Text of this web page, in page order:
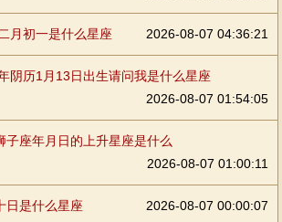
月初一是什么星座 2026-08-07 04:36:21
阴历1月13日出生请问我是什么星座
2026-08-07 01:54:05
子座年月日的上升星座是什么
2026-08-07 01:00:11
日是什么星座 2026-08-07 00:00:07